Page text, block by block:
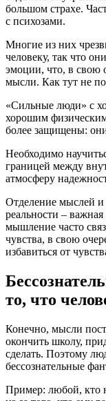
большом страхе.
с психозами.
Многие из них
человеку, так что
эмоции, что, в свою
мысли. Как тут не
«Сильные люди» с
хорошим
более защищены:
Необходимо
границей между
атмосферу
Отделение мыслей и
реальности –
мышление часто
чувства, в свою
избавиться от
то, что
Конечно, мысли
окончить школу,
сделать. Поэтому
бессознательные
Пример: любой, кто